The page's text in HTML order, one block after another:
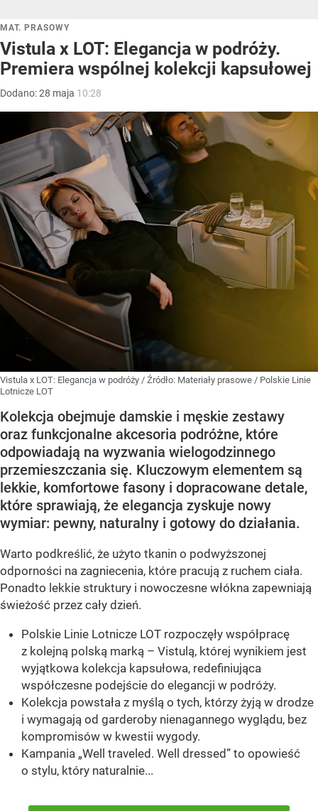
MAT. PRASOWY
Vistula x LOT: Elegancja w podróży.
Premiera wspólnej kolekcji kapsułowej
Dodano:28 maja 10:28
Vistula x LOT: Elegancja w podróży / Źródło: Materiały prasowe / Polskie Linie
Lotnicze LOT
Kolekcja obejmuje damskie i męskie zestawy
oraz funkcjonalne akcesoria podróżne, które
odpowiadają na wyzwania wielogodzinnego
przemieszczania się. Kluczowym elementem są
lekkie, komfortowe fasony i dopracowane detale,
które sprawiają, że elegancja zyskuje nowy
wymiar: pewny, naturalny i gotowy do działania.
Warto podkreślić, że użyto tkanin o podwyższonej
odporności na zagniecenia, które pracują z ruchem ciała.
Ponadto lekkie struktury i nowoczesne włókna zapewniają
świeżość przez cały dzień.
Polskie Linie Lotnicze LOT rozpoczęły współpracę
z kolejną polską marką – Vistulą, której wynikiem jest
wyjątkowa kolekcja kapsułowa, redefiniująca
współczesne podejście do elegancji w podróży.
Kolekcja powstała z myślą o tych, którzy żyją w drodze
i wymagają od garderoby nienagannego wyglądu, bez
kompromisów w kwestii wygody.
Kampania „Well traveled. Well dressed” to opowieść
o stylu, który naturalnie...